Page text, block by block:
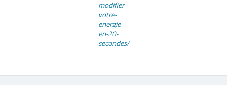
modifier-
votre-
energie-
en-20-
secondes/